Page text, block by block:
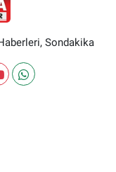
Sondakika